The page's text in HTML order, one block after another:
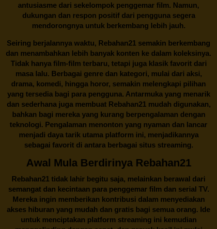
antusiasme dari sekelompok penggemar film. Namun,
dukungan dan respon positif dari pengguna segera
mendorongnya untuk berkembang lebih jauh.
Seiring berjalannya waktu, Rebahan21 semakin berkembang
dan menambahkan lebih banyak konten ke dalam koleksinya.
Tidak hanya film-film terbaru, tetapi juga klasik favorit dari
masa lalu. Berbagai genre dan kategori, mulai dari aksi,
drama, komedi, hingga horor, semakin melengkapi pilihan
yang tersedia bagi para pengguna. Antarmuka yang menarik
dan sederhana juga membuatRebahan21mudah digunakan,
bahkan bagi mereka yang kurang berpengalaman dengan
teknologi. Pengalaman menonton yang nyaman dan lancar
menjadi daya tarik utama platform ini, menjadikannya
sebagai favorit di antara berbagai situs streaming.
Awal Mula Berdirinya Rebahan21
Rebahan21 tidak lahir begitu saja, melainkan berawal dari
semangat dan kecintaan para penggemar film dan serial TV.
Mereka ingin memberikan kontribusi dalam menyediakan
akses hiburan yang mudah dan gratis bagi semua orang. Ide
untuk menciptakan platform streaming ini kemudian